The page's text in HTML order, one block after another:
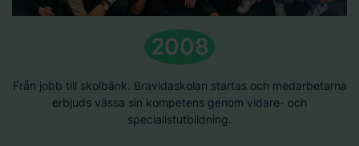
2008
Från jobb till skolbänk. Bravidaskolan startas och medarbetarna
erbjuds vässa sin kompetens genom vidare- och
specialistutbildning.